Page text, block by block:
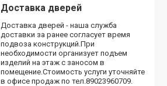
Доставка дверей
Доставка дверей - наша служба
доставки за ранее согласует время
подвоза конструкций.При
необходимости организует подъем
изделий на этаж с заносом в
помещение.Стоимость услуги уточняйте
в офисе продаж по тел.89023960709.